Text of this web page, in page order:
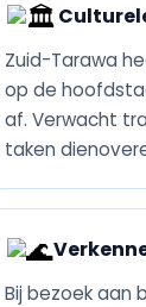
Zuid-Tarawa
op de
af. Verwacht
taken
Bij bezoek aan